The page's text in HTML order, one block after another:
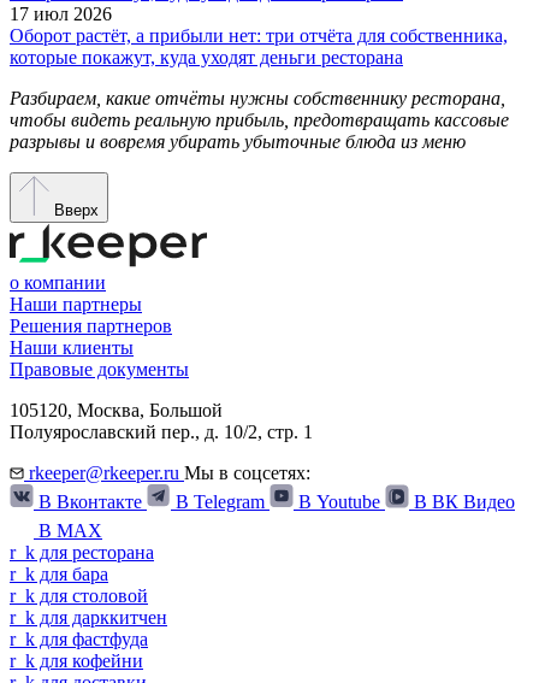
17 июл 2026
Оборот растёт, а прибыли нет: три отчёта для собственника,
которые покажут, куда уходят деньги ресторана
Разбираем, какие отчёты нужны собственнику ресторана,
чтобы видеть реальную прибыль, предотвращать кассовые
разрывы и вовремя убирать убыточные блюда из меню
Вверх
о компании
Наши партнеры
Решения партнеров
Наши клиенты
Правовые документы
105120, Москва, Большой
Полуярославский пер., д. 10/2, стр. 1
rkeeper@rkeeper.ru Мы в соцсетях:
В Вконтакте
В Telegram В Youtube
В ВК Видео
В MAX
r_ k для ресторана
r_ k для бара
r_ k для столовой
r_ k для дарккитчен
r_ k для фастфуда
r_ k для кофейни